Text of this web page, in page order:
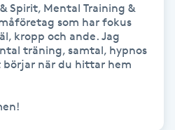
Spirit, Mental Training &
som har fokus
kropp och ande. Jag
träning, samtal, hypnos
börjar när du hittar hem